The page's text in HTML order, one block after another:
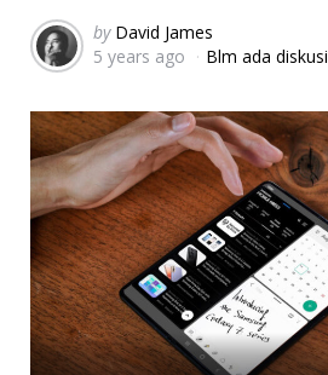
Posted
by
by David James
5 years ago
Blm ada diskusi